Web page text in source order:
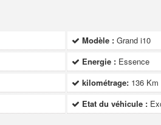
Modèle : Grand i10
Energie : Essence
kilométrage: 136 Km
Etat du véhicule :